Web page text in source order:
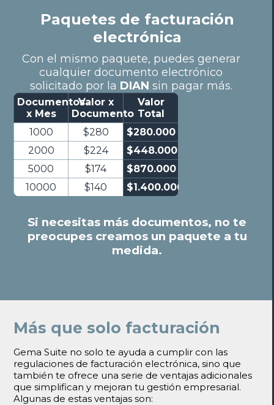
Paquetes de facturación
electrónica
Con el mismo paquete, puedes generar
cualquier documento electrónico
solicitado por la DIAN sin pagar más.
Documentos
x Mes
Valor x
Documento
Valor
Total
1000
$280
$280.000
2000
$224
$448.000
5000
$174
$870.000
10000
$140 $1.400.000
Si necesitas más documentos, no te
preocupes creamos un paquete a tu
medida.
Más que solo facturación
Gema Suite no solo te ayuda a cumplir con las
regulaciones de facturación electrónica, sino que
también te ofrece una serie de ventajas adicionales
que simplifican y mejoran tu gestión empresarial.
Algunas de estas ventajas son: